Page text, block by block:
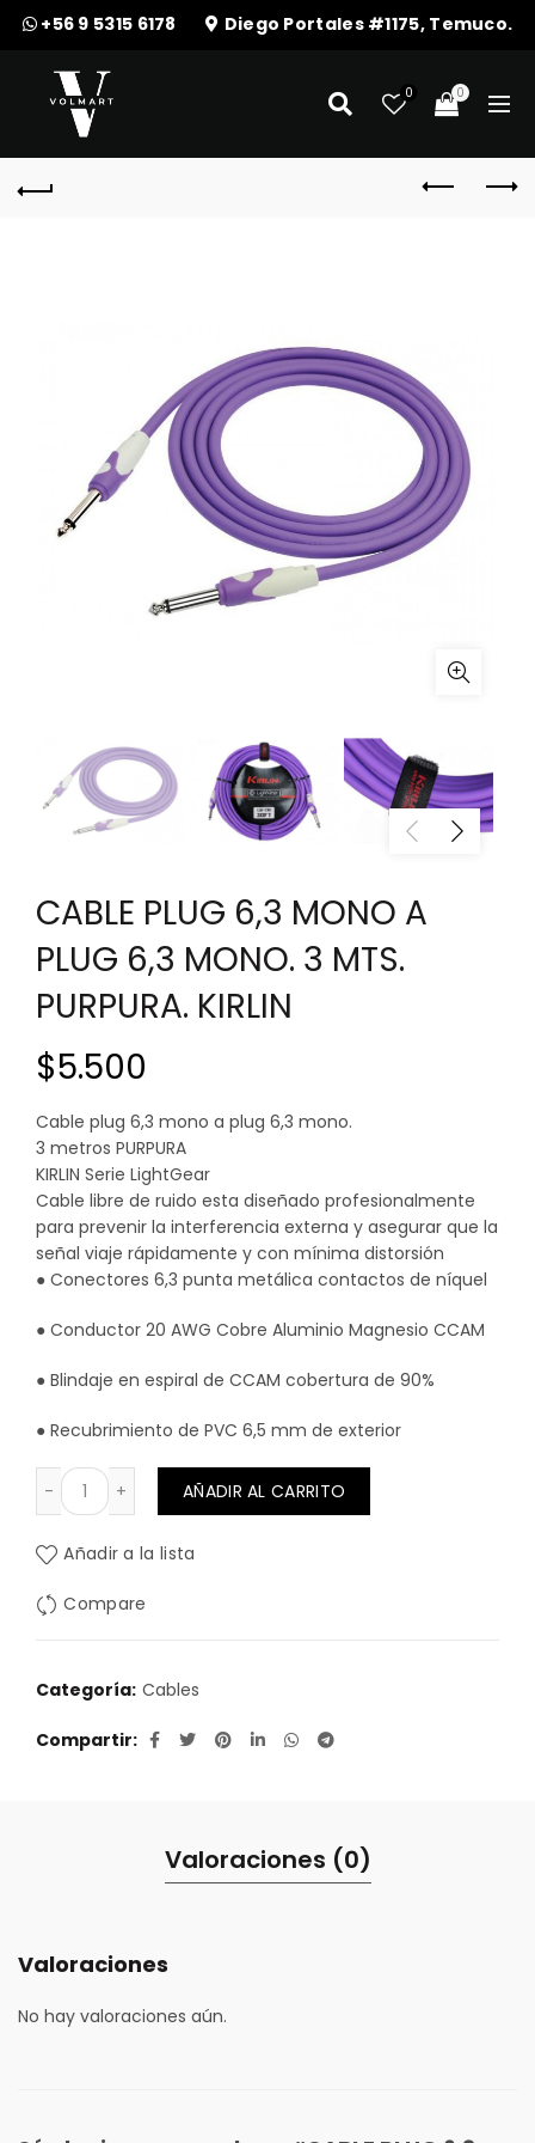
+56 9 5315 6178 Diego Portales #1175, Temuco.
0 0
CABLE PLUG 6,3 MONO A
PLUG 6,3 MONO. 3 MTS.
PURPURA. KIRLIN
$5.500
Cable plug 6,3 mono a plug 6,3 mono.
3 metros PURPURA
KIRLIN Serie LightGear
Cable libre de ruido esta diseñado profesionalmente
para prevenir la interferencia externa y asegurar que la
señal viaje rápidamente y con mínima distorsión
● Conectores 6,3 punta metálica contactos de níquel
● Conductor 20 AWG Cobre Aluminio Magnesio CCAM
● Blindaje en espiral de CCAM cobertura de 90%
● Recubrimiento de PVC 6,5 mm de exterior
CABLE PLUG 6,3 MONO A PLUG 6,3 MONO. 3 MTS.
AÑADIR AL CARRITO
Añadir a la lista
Compare
Categoría: Cables
Compartir
Valoraciones (0)
Valoraciones
No hay valoraciones aún.